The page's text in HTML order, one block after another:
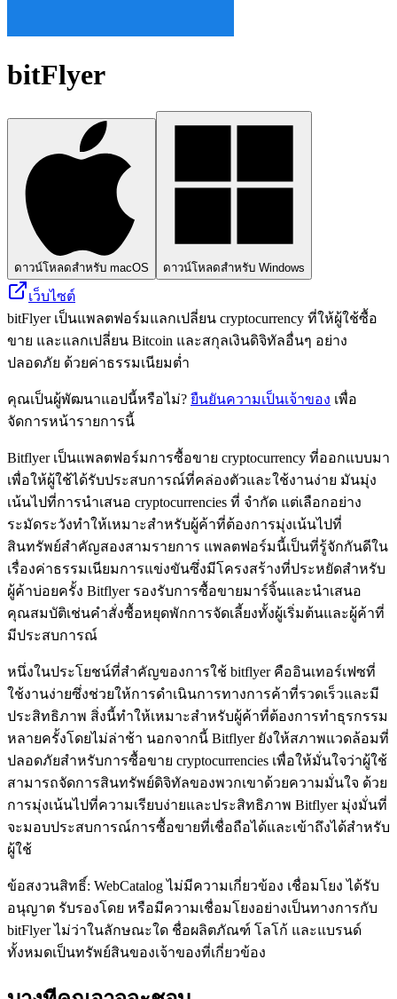
bitFlyer
ดาวน์โหลดสำหรับ macOS ดาวน์โหลดสำหรับ Windows
เว็บไซต์
bitFlyer เป็นแพลตฟอร์มแลกเปลี่ยน cryptocurrency ที่ให้ผู้ใช้ซื้อ
ขาย และแลกเปลี่ยน Bitcoin และสกุลเงินดิจิทัลอื่นๆ อย่าง
ปลอดภัย ด้วยค่าธรรมเนียมต่ำ
คุณเป็นผู้พัฒนาแอปนี้หรือไม่? ยืนยันความเป็นเจ้าของ เพื่อ
จัดการหน้ารายการนี้
Bitflyer เป็นแพลตฟอร์มการซื้อขาย cryptocurrency ที่ออกแบบมา
เพื่อให้ผู้ใช้ได้รับประสบการณ์ที่คล่องตัวและใช้งานง่าย มันมุ่ง
เน้นไปที่การนำเสนอ cryptocurrencies ที่ จำกัด แต่เลือกอย่าง
ระมัดระวังทำให้เหมาะสำหรับผู้ค้าที่ต้องการมุ่งเน้นไปที่
สินทรัพย์สำคัญสองสามรายการ แพลตฟอร์มนี้เป็นที่รู้จักกันดีใน
เรื่องค่าธรรมเนียมการแข่งขันซึ่งมีโครงสร้างที่ประหยัดสำหรับ
ผู้ค้าบ่อยครั้ง Bitflyer รองรับการซื้อขายมาร์จิ้นและนำเสนอ
คุณสมบัติเช่นคำสั่งซื้อหยุดพักการจัดเลี้ยงทั้งผู้เริ่มต้นและผู้ค้าที่
มีประสบการณ์
หนึ่งในประโยชน์ที่สำคัญของการใช้ bitflyer คืออินเทอร์เฟซที่
ใช้งานง่ายซึ่งช่วยให้การดำเนินการทางการค้าที่รวดเร็วและมี
ประสิทธิภาพ สิ่งนี้ทำให้เหมาะสำหรับผู้ค้าที่ต้องการทำธุรกรรม
หลายครั้งโดยไม่ล่าช้า นอกจากนี้ Bitflyer ยังให้สภาพแวดล้อมที่
ปลอดภัยสำหรับการซื้อขาย cryptocurrencies เพื่อให้มั่นใจว่าผู้ใช้
สามารถจัดการสินทรัพย์ดิจิทัลของพวกเขาด้วยความมั่นใจ ด้วย
การมุ่งเน้นไปที่ความเรียบง่ายและประสิทธิภาพ Bitflyer มุ่งมั่นที่
จะมอบประสบการณ์การซื้อขายที่เชื่อถือได้และเข้าถึงได้สำหรับ
ผู้ใช้
ข้อสงวนสิทธิ์: WebCatalog ไม่มีความเกี่ยวข้อง เชื่อมโยง ได้รับ
อนุญาต รับรองโดย หรือมีความเชื่อมโยงอย่างเป็นทางการกับ
bitFlyer ไม่ว่าในลักษณะใด ชื่อผลิตภัณฑ์ โลโก้ และแบรนด์
ทั้งหมดเป็นทรัพย์สินของเจ้าของที่เกี่ยวข้อง